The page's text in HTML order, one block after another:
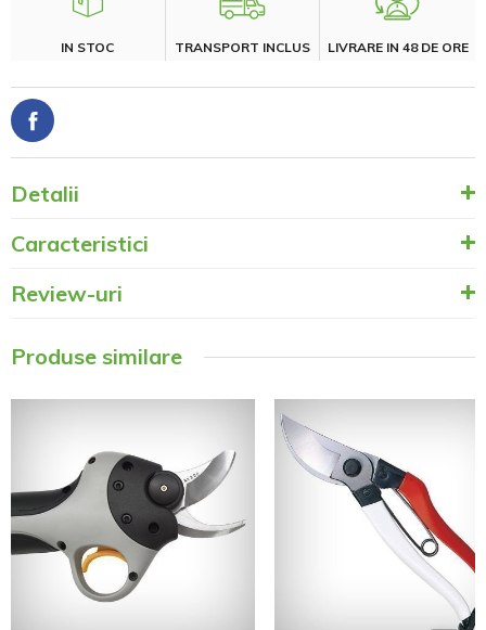
IN STOC TRANSPORT INCLUS LIVRARE IN 48 DE ORE
Detalii
Caracteristici
Review-uri
Produse similare